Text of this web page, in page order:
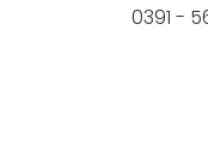
0391 -